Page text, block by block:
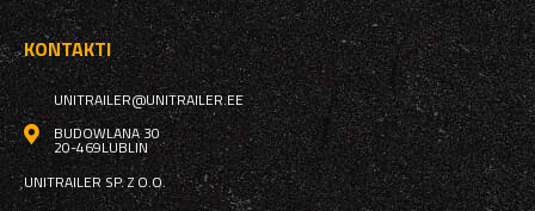
KONTAKTI
UNITRAILER@UNITRAILER.EE
BUDOWLANA 30
20-469LUBLIN
UNITRAILER SP. Z O.O.